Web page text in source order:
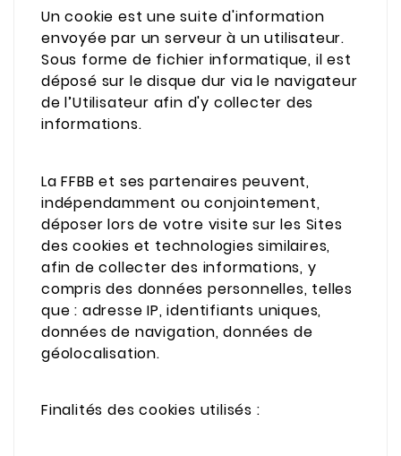
Un cookie est une suite d'information
envoyée par un serveur à un utilisateur.
Sous forme de fichier informatique, il est
déposé sur le disque dur via le navigateur
de l’Utilisateur afin d'y collecter des
informations.
La FFBB et ses partenaires peuvent,
indépendamment ou conjointement,
déposer lors de votre visite sur les Sites
des cookies et technologies similaires,
afin de collecter des informations, y
compris des données personnelles, telles
que : adresse IP, identifiants uniques,
données de navigation, données de
géolocalisation.
Finalités des cookies utilisés :